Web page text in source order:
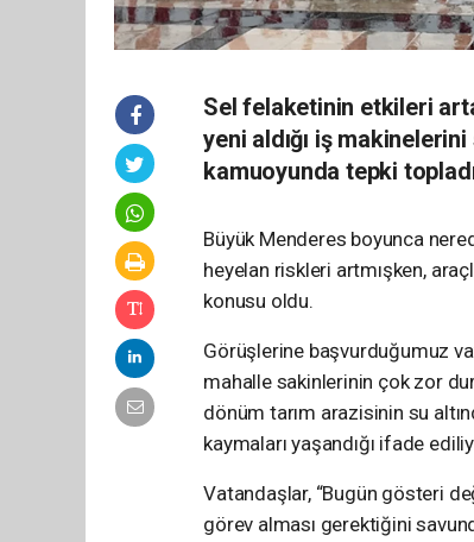
Sel felaketinin etkileri
yeni aldığı iş
kamuoyunda tepki
Büyük Menderes boyunca
heyelan riskleri artmışken,
konusu oldu.
Görüşlerine başvurduğumuz
mahalle sakinlerinin çok zor
dönüm tarım arazisinin su
kaymaları yaşandığı ifade
Vatandaşlar, “Bugün gösteri
görev alması gerektiğini